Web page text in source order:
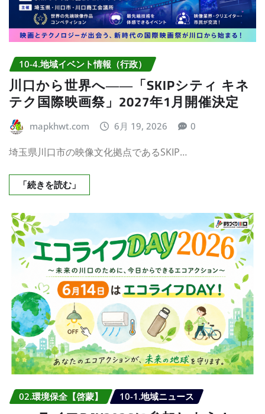
10-4.地域イベント情報（行政）
川口から世界へ――「SKIPシティ キネ
テク国際映画祭」2027年1月開催決定
mapkhwt.com 6月 19, 2026 0
埼玉県川口市の映像文化拠点であるSKIP…
「続きを読む」
02.環境保全【啓蒙】 10-1.地域ニュース